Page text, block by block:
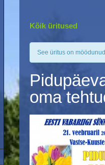
Kõik üritused
See üritus on
oma